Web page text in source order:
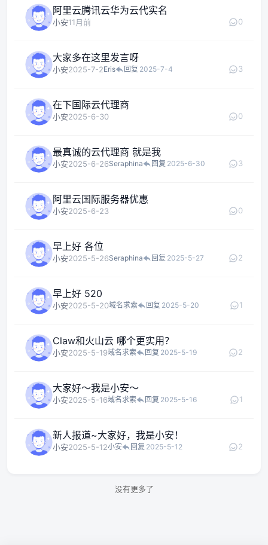
阿里云腾讯云华为云代实名
小安11月前 0
大家多在这里发言呀
小安2025-7-2Eris 回复 2025-7-4 3
在下国际云代理商
小安2025-6-30 0
最真诚的云代理商 就是我
小安2025-6-26Seraphina 回复 2025-6-30 3
阿里云国际服务器优惠
小安2025-6-23 0
早上好 各位
小安2025-5-26Seraphina 回复 2025-5-27 2
早上好 520
小安2025-5-20域名求索 回复 2025-5-20 1
Claw和火山云 哪个更实用？
小安2025-5-19域名求索 回复 2025-5-19 2
大家好～我是小安～
小安2025-5-16域名求索 回复 2025-5-16 1
新人报道~大家好，我是小安！
小安2025-5-12小安 回复 2025-5-12 2
没有更多了